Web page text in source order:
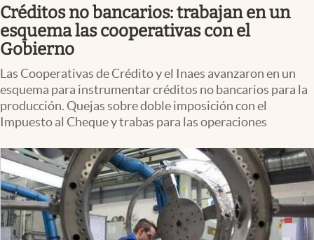
Uruguay
Negocios
Columnistas
Apertura
Infotechnology
Clima
Mundial 2026
Eventos Corporativos
Créditos no bancarios: trabajan en un
esquema las cooperativas con el
Gobierno
Las Cooperativas de Crédito y el Inaes avanzaron en un
esquema para instrumentar créditos no bancarios para la
producción. Quejas sobre doble imposición con el
Impuesto al Cheque y trabas para las operaciones